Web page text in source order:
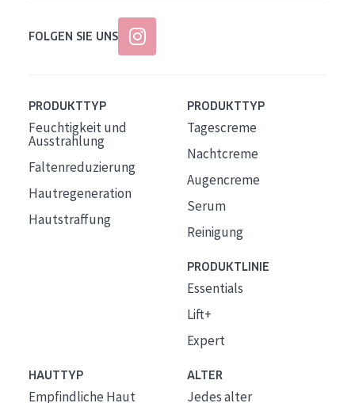
FOLGEN SIE UNS
PRODUKTTYP
Feuchtigkeit und
Ausstrahlung
Faltenreduzierung
Hautregeneration
Hautstraffung
PRODUKTTYP
Tagescreme
Nachtcreme
Augencreme
Serum
Reinigung
PRODUKTLINIE
Essentials
Lift+
Expert
HAUTTYP
Empfindliche Haut
ALTER
Jedes alter